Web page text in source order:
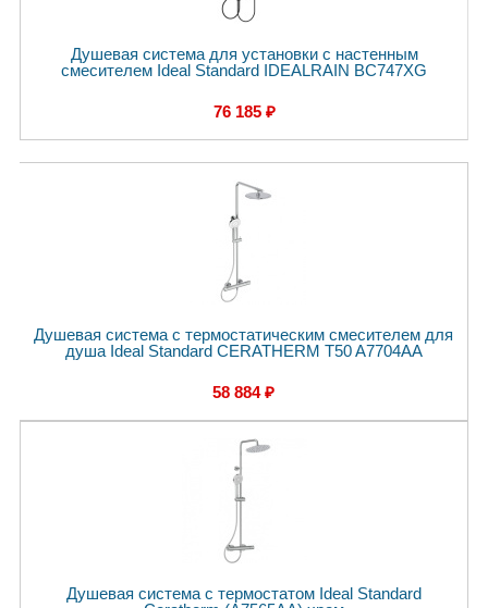
Душевая система для установки с настенным
смесителем Ideal Standard IDEALRAIN BC747XG
76 185 ₽
Душевая система с термостатическим смесителем для
душа Ideal Standard CERATHERM T50 A7704AA
58 884 ₽
Душевая система с термостатом Ideal Standard